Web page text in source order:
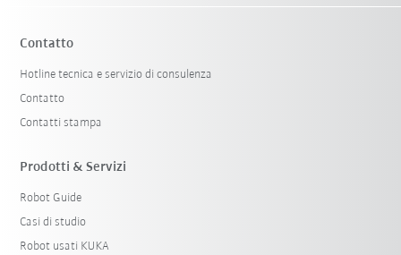
Contatto
Hotline tecnica e servizio di consulenza
Contatto
Contatti stampa
Prodotti & Servizi
Robot Guide
Casi di studio
Robot usati KUKA